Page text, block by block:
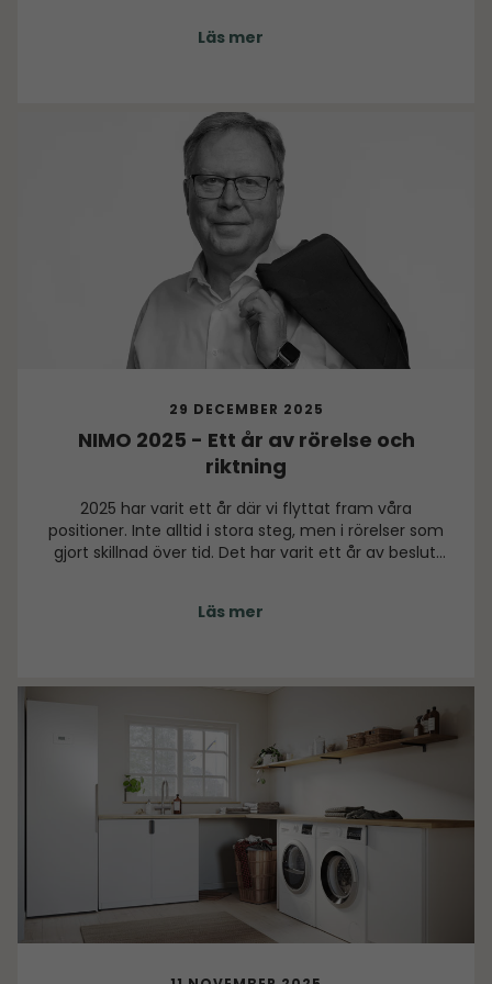
kopplade till verkliga behov i en industriell miljö.
Läs mer
29 DECEMBER 2025
NIMO 2025 - Ett år av rörelse och
riktning
2025 har varit ett år där vi flyttat fram våra
positioner. Inte alltid i stora steg, men i rörelser som
gjort skillnad över tid. Det har varit ett år av beslut,
synlig kraft.
Läs mer